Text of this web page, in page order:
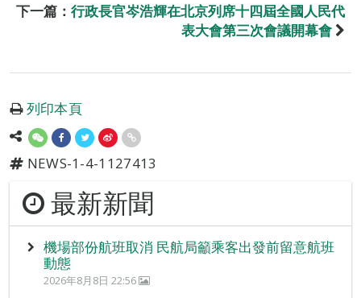
下一篇： 行政長官岑浩輝在北京列席十四屆全國人民代
表大會第三次會議開幕會
列印本頁
NEWS-1-4-1127413
最新新聞
機場部份航班取消 民航局籲乘客出發前留意航班
動態
2026年8月8日 22:56